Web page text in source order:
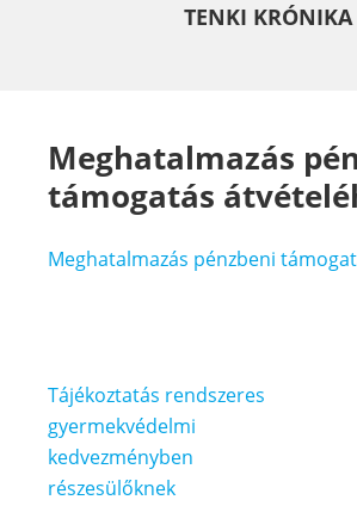
TENKI KRÓNIKA
Meghatalmazás
támogatás
Meghatalmazás pénzbeni
Bejegyzés
navigáció
Tájékoztatás rendszeres
gyermekvédelmi
kedvezményben
részesülőknek